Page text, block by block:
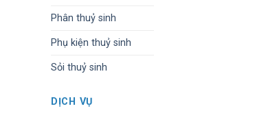
Phân thuỷ sinh
Phụ kiện thuỷ sinh
Sỏi thuỷ sinh
DỊCH VỤ